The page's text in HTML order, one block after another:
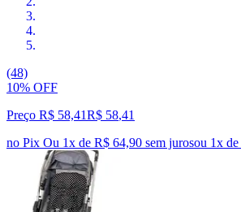
(48)
10% OFF
Preço R$ 58,41R$ 58,41
no Pix Ou 1x de R$ 64,90 sem jurosou 1x de